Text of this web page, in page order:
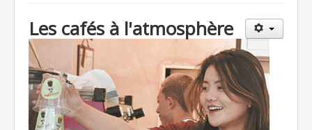
Les cafés à l'atmosphère